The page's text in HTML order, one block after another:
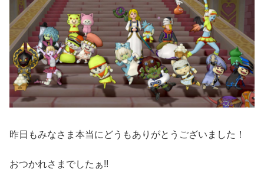
昨日もみなさま本当にどうもありがとうございました！
おつかれさまでしたぁ!!